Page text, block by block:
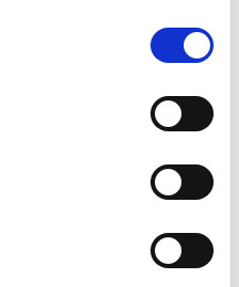
外部サイト）
（Zoomウェビナー）
アンダーソン・毛利・友常法律